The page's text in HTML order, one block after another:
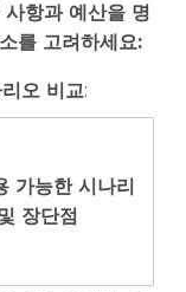
항과 예산을 명
를 고려하세요:
오 비교:
가능한 시나리
장단점